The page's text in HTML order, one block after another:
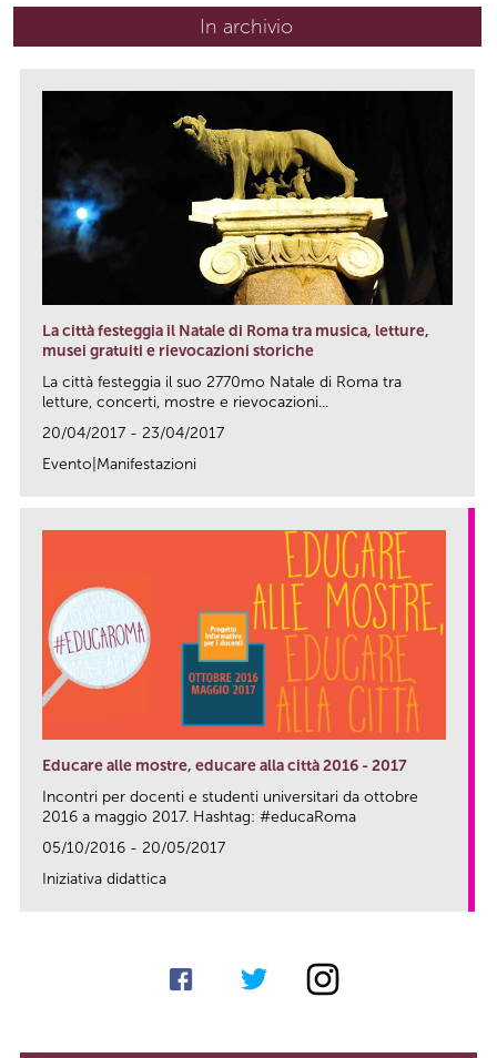
In archivio
La città festeggia il Natale di Roma tra musica, letture,
musei gratuiti e rievocazioni storiche
La città festeggia il suo 2770mo Natale di Roma tra
letture, concerti, mostre e rievocazioni...
20/04/2017 - 23/04/2017
Evento|Manifestazioni
Educare alle mostre, educare alla città 2016 - 2017
Incontri per docenti e studenti universitari da ottobre
2016 a maggio 2017. Hashtag: #educaRoma
05/10/2016 - 20/05/2017
Iniziativa didattica